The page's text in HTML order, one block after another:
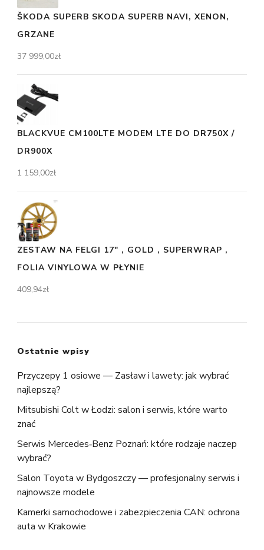
ŠKODA SUPERB SKODA SUPERB NAVI, XENON,
GRZANE
37 999,00zł
BLACKVUE CM100LTE MODEM LTE DO DR750X /
DR900X
1 159,00zł
ZESTAW NA FELGI 17" , GOLD , SUPERWRAP ,
FOLIA VINYLOWA W PŁYNIE
409,94zł
Ostatnie wpisy
Przyczepy 1 osiowe — Zasław i lawety: jak wybrać
najlepszą?
Mitsubishi Colt w Łodzi: salon i serwis, które warto
znać
Serwis Mercedes‑Benz Poznań: które rodzaje naczep
wybrać?
Salon Toyota w Bydgoszczy — profesjonalny serwis i
najnowsze modele
Kamerki samochodowe i zabezpieczenia CAN: ochrona
auta w Krakowie